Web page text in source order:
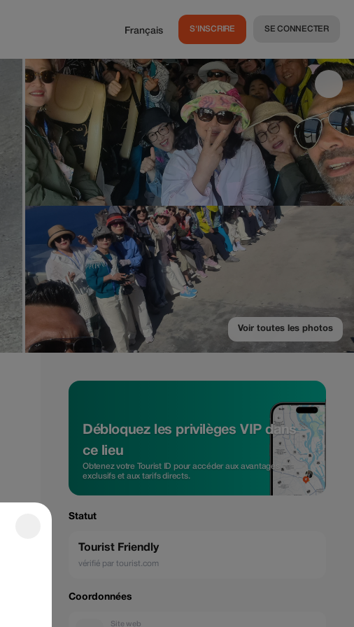
Français S'INSCRIRE SE CONNECTER
Voir toutes les photos
Débloquez les privilèges VIP dans
ce lieu
Obtenez votre Tourist ID pour accéder aux avantages
exclusifs et aux tarifs directs.
Statut
Tourist Friendly
vérifié par tourist.com
Coordonnées
Site web